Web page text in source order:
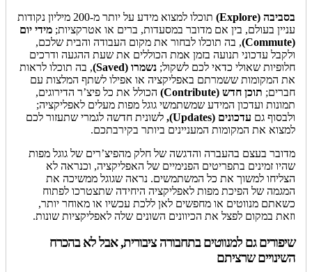
בסביבה (Explore)
תוכלו למצוא מידע על יותר מ-200 מיליון נקודות
עניין בעולם, בין אם מדובר במסעדות, ברים או אטרקציות; מידי יום
(Commute)
, בה תוכלו לבחור את מקום העבודה והבית שלכם,
ולקבל עדכוני תנועה בזמן אמת הכוללים את שעת ההגעה ודרכים
חלופיות שאולי כדאי לכם לשקול; נשמרו (Saved)
, בה תוכלו לראות
את המקומות ששמרתם באפליקציה או אפילו לשתף המלצות עם
חברים; תוכן חדש (Contribute)
הכולל את כל פיצ’ר הדירוגים,
תמונות ועדכון המידע שמשתמשי גוגל מפות מעלים לאפליקציה;
ולבסוף גם עדכונים (Updates),
לשונית חדשה לגמרי שתעזור לכם
למצוא את המקומות המעניינים ביותר בקירבתכם.
מדובר בעצם בהעברה והדגשה של חלק מהפיצ’רים של גוגל מפות
שהיו זמינים בתפריטים הפנימיים של האפליקציה, וכנראה לא
הצליחו למשוך את כל המשתמשים. נראה שגוגל ממשיכה את
המגמה של הפיכת מפות לאפליקציה היחידה שתצטרכו לפתוח
כשאתם מנווטים או מחפשים לאן ללכת עכשיו או מאוחר יותר,
וזאת במקום לפצל את הכיוונים השונים שלה לאפליקציות שונות.
שיפורים גם למנווטים בתחבורה ציבורית, אבל לא בהכרח
השינויים שרציתם